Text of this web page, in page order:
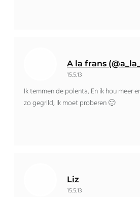
A la frans
15.5.13
Ik temmen de polenta, En ik hou meer
zo gegrild, Ik moet proberen 🙂
Liz
15.5.13